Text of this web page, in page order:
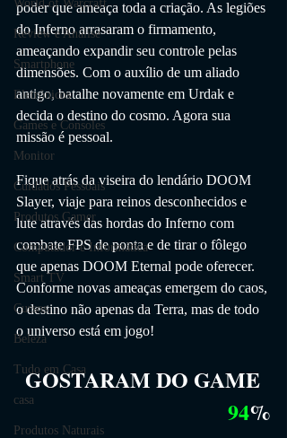
World of Warcraft
Review e Análise
Smartphone
Eletrônicos
Games e Consoles
Monitor
Cuidados Pessoais
Produtos Gamer
Computador e Informática
Smart TV
Cursos
Beleza
Tudo em Casa
casa
Produtos Naturais
poder que ameaça toda a criação. As legiões
do Inferno arrasaram o firmamento,
ameaçando expandir seu controle pelas
dimensões. Com o auxílio de um aliado
antigo, batalhe novamente em Urdak e
decida o destino do cosmo. Agora sua
missão é pessoal.
Fique atrás da viseira do lendário DOOM
Slayer, viaje para reinos desconhecidos e
lute através das hordas do Inferno com
combate FPS de ponta e de tirar o fôlego
que apenas DOOM Eternal pode oferecer.
Conforme novas ameaças emergem do caos,
o destino não apenas da Terra, mas de todo
o universo está em jogo!
GOSTARAM DO GAME
94%